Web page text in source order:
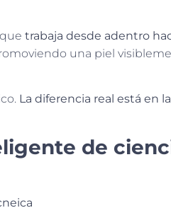
trabaja desde adentro
una piel
La diferencia real está en
de